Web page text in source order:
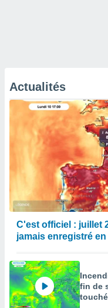
Actualités
C'est officiel : juillet
jamais enregistré
fin de